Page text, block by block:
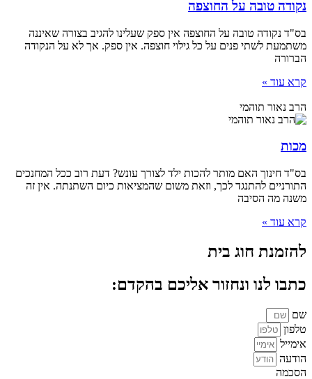
נקודה טובה על החוצפה
בס"ד נקודה טובה על החוצפה אין ספק שעלינו להגיב בצורה שאיננה
משתמעת לשתי פנים על כל גילוי חוצפה. אין ספק. אך לא על הנקודה
הברורה
קרא עוד »
הרב נאור תוהמי
מכות
בס"ד חינוך האם מותר להכות ילד לצורך עונש? דעת רוב ככל המחנכים
התורניים להתנגד לכך, וזאת משום שהמציאות כיום השתנתה. אין זה
משנה מה הסיבה
קרא עוד »
להזמנת חוג בית
כתבו לנו ונחזור אליכם בהקדם:
שם
טלפון
אימייל
הודעה
הסכמה